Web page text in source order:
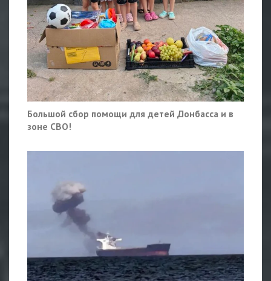
Большой сбор помощи для детей Донбасса и в
зоне СВО!